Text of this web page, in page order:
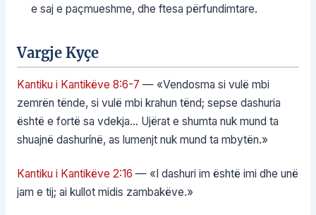
e saj e paçmueshme, dhe ftesa përfundimtare.
Vargje Kyçe
Kantiku i Kantikëve 8:6-7 — «Vendosma si vulë mbi
zemrën tënde, si vulë mbi krahun tënd; sepse dashuria
është e fortë sa vdekja… Ujërat e shumta nuk mund ta
shuajnë dashurínë, as lumenjt nuk mund ta mbytën.»
Kantiku i Kantikëve 2:16 — «I dashuri im është imi dhe unë
jam e tij; ai kullot midis zambakëve.»